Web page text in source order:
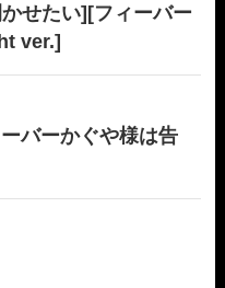
せたい][フィーバー
ver.]
バーかぐや様は告